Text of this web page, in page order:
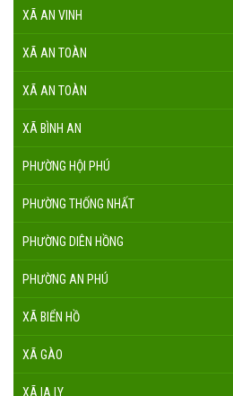
XÃ AN VINH
XÃ AN TOÀN
XÃ AN TOÀN
XÃ BÌNH AN
PHƯỜNG HỘI PHÚ
PHƯỜNG THỐNG NHẤT
PHƯỜNG DIÊN HỒNG
PHƯỜNG AN PHÚ
XÃ BIỂN HỒ
XÃ GÀO
XÃ IA LY